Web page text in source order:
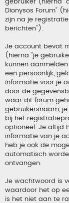
gebruiker (hierna
Dionysos Forum”
zijn na je
berichten”).
Je account bevat
(hierna “je
kunnen
een persoonlijk,
informatie voor je
door de
waar dit forum
gebruikersnaam,
bij het
optioneel. Je altijd
informatie van je
heb je ook de
automatisch
ontvangen.
Je wachtwoord is
waardoor het op
is het niet aan te